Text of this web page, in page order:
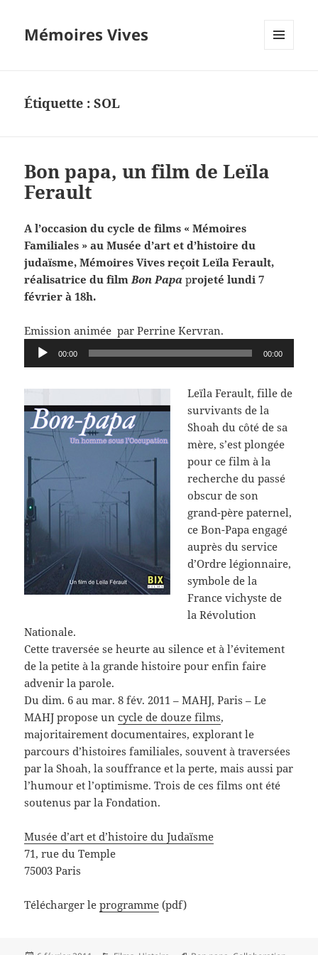
Mémoires Vives
Étiquette :SOL
Bon papa, un film de Leïla
Ferault
A l’occasion du cycle de films « Mémoires
Familiales » au Musée d’art et d’histoire du
judaïsme, Mémoires Vives reçoit Leïla Ferault,
réalisatrice du filmBon Papa projeté lundi 7
février à 18h.
Emission animée par Perrine Kervran.
Lecteur
audio
00:00 00:00
Leïla Ferault, fille de
survivants de la
Shoah du côté de sa
mère, s’est plongée
pour ce film à la
recherche du passé
obscur de son
grand-père paternel,
ce Bon-Papa engagé
auprès du service
d’Ordre légionnaire,
symbole de la
France vichyste de
la Révolution
Nationale.
Cette traversée se heurte au silence et à l’évitement
de la petite à la grande histoire pour enfin faire
advenir la parole.
Du dim. 6 au mar. 8 fév. 2011 – MAHJ, Paris – Le
MAHJ propose uncycle de douze films,
majoritairement documentaires, explorant le
parcours d’histoires familiales, souvent à traversées
par la Shoah, la souffrance et la perte, mais aussi par
l’humour et l’optimisme. Trois de ces films ont été
soutenus par la Fondation.
Musée d’art et d’histoire du Judaïsme
71, rue du Temple
75003 Paris
Télécharger leprogramme (pdf)